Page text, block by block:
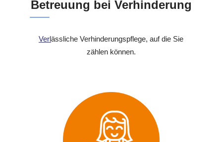
Betreuung bei Verhinderung
Verlässliche Verhinderungspflege, auf die Sie
zählen können.